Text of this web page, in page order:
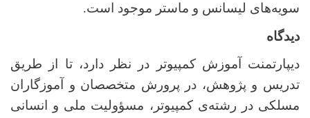
سویه‌های لیسانس و ماستر موجود است.
دیدگاه
دیپارتمنت آموزش کمپیوتر در نظر دارد، تا از طریق
تدریس و پژوهش، در پرورش متخصصان و آموزگاران
مسلکی در رشته‌ی کمپیوتر، مسؤولیت ملی و انسانی